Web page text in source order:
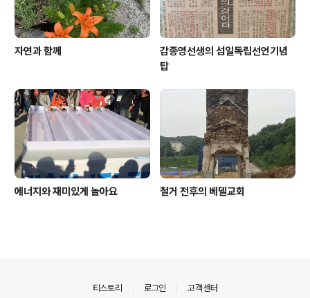
자연과 함께
감종영선생의 섬일독립선언기념
탑
에너지와 재미있게 놀아요 철거 전후의 베델교회
티스토리 로그인 고객센터